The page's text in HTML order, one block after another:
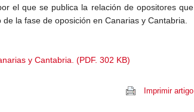
el que se publica la relación de opositores que
la fase de oposición en Canarias y Cantabria.
y Cantabria. (PDF. 302 KB)
Imprimir artigo